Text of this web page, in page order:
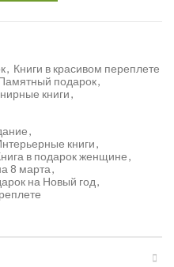
, Книги в красивом переплете
подарок,
книги,
,
книги,
в подарок женщине,
8 марта,
на Новый год,